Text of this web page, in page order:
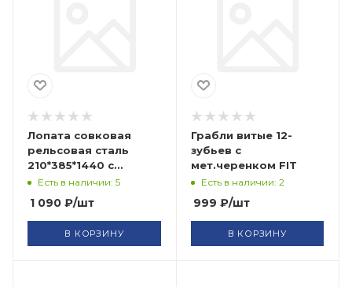
Лопата совковая
рельсовая сталь
210*385*1440 с
черенком FIT
Есть в наличии: 5
1 090 ₽/шт
В КОРЗИНУ
Грабли витые 12-
зубьев с
мет.черенком FIT
Есть в наличии: 2
999 ₽/шт
В КОРЗИНУ